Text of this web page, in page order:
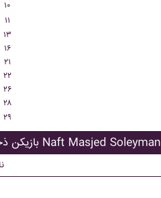
۱۰
۱۱
۱۳
۱۶
۲۱
۲۲
۲۶
۲۸
۲۹
بازیکن ذحیره Naft Masjed Soleyman